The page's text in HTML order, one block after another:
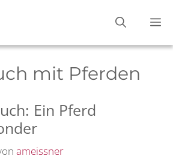
mit Pferden
Ein Pferd
ameissner